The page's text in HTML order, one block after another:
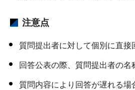
注意点
質問提出者に対して個別に直接
回答公表の際、質問提出者の名
質問内容により回答が遅れる場